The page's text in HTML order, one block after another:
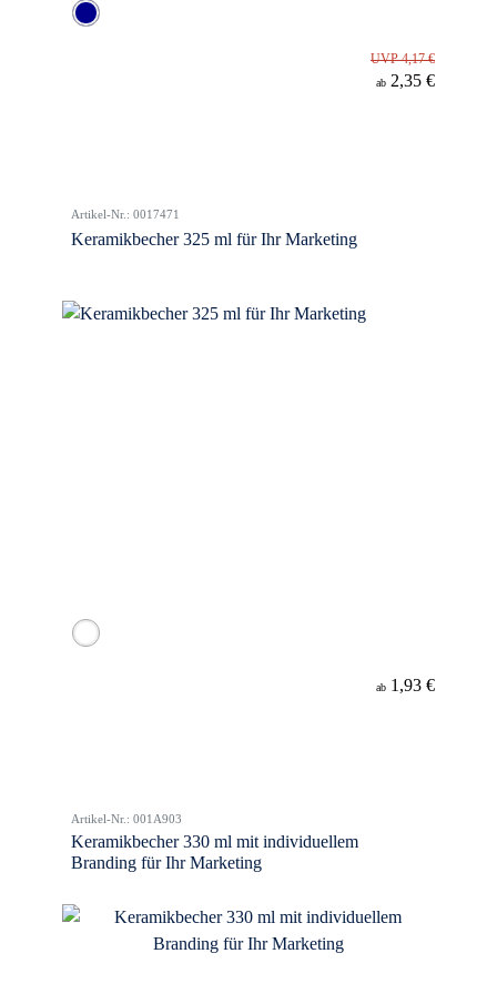
UVP 4,17 €
ab 2,35 €
Artikel-Nr.: 0017471
Keramikbecher 325 ml für Ihr Marketing
ab 1,93 €
Artikel-Nr.: 001A903
Keramikbecher 330 ml mit individuellem
Branding für Ihr Marketing